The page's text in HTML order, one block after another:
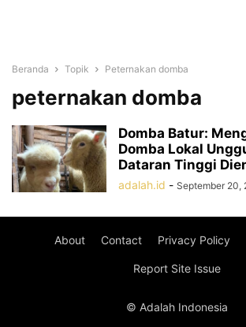
Beranda Topik Peternakan domba
peternakan domba
Domba Batur:
Domba Lokal
Dataran Tinggi
adalah.id - September 20,
About Contact Privacy Policy
Report Site Issue
© Adalah Indonesia